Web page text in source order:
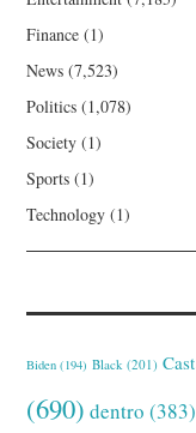
Finance (1)
News (7,523)
Politics (1,078)
Society (1)
Sports (1)
Technology (1)
Biden (194) Black (201) Cast
(690) dentro (383)